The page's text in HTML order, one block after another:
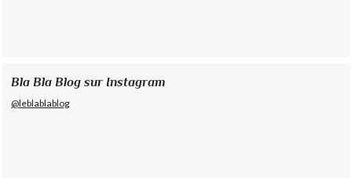
Bla Bla Blog sur Instagram
@leblablablog